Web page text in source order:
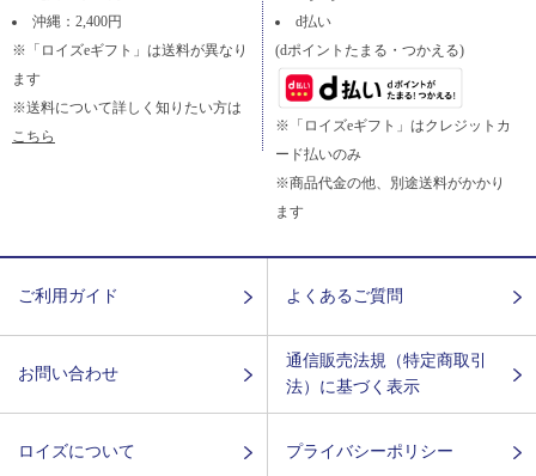
沖縄：2,400円
※「ロイズeギフト」は送料が異なり
ます
※送料について詳しく知りたい方は
こちら
d払い
(dポイントたまる・つかえる)
※「ロイズeギフト」はクレジットカ
ード払いのみ
※商品代金の他、別途送料がかかり
ます
ご利用ガイド よくあるご質問
お問い合わせ
通信販売法規（特定商取引
法）に基づく表示
ロイズについて プライバシーポリシー